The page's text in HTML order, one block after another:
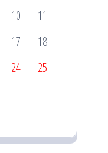
10
11
17
18
24
25